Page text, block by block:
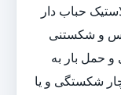
حباب دار
و شکستنی
حمل بار به
شکستگی و یا